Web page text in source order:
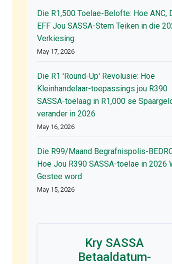
Die R1,500 Toelae-Belofte: Hoe ANC,
EFF Jou SASSA-Stem Teiken in die
Verkiesing
May 17, 2026
Die R1 'Round-Up' Revolusie: Hoe
Kleinhandelaar-toepassings jou R390
SASSA-toelaag in R1,000 se
verander in 2026
May 16, 2026
Die R99/Maand Begrafnispolis-
Hoe Jou R390 SASSA-toelae in 2026
Gestee word
May 15, 2026
Kry SASSA
Betaaldatum-